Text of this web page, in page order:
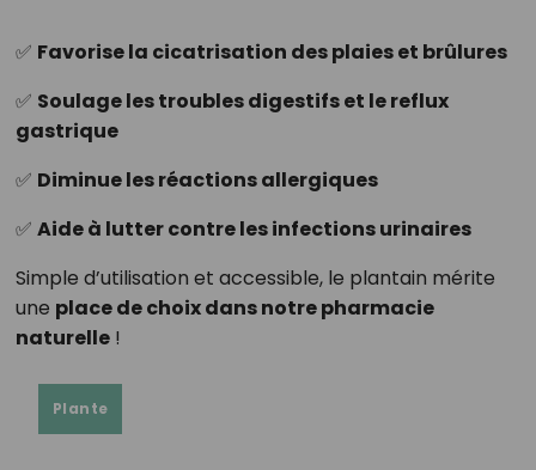
✅ Favorise la cicatrisation des plaies et brûlures
✅ Soulage les troubles digestifs et le reflux
gastrique
✅ Diminue les réactions allergiques
✅ Aide à lutter contre les infections urinaires
Simple d’utilisation et accessible, le plantain mérite
une place de choix dans notre pharmacie
naturelle!
Plante